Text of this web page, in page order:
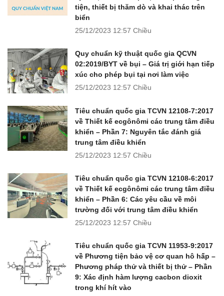
tiện, thiết bị thăm dò và khai thác trên
biển
25/12/2023 12:57 Chiều
Quy chuẩn kỹ thuật quốc gia QCVN
02:2019/BYT về bụi – Giá trị giới hạn tiếp
xúc cho phép bụi tại nơi làm việc
25/12/2023 12:57 Chiều
Tiêu chuẩn quốc gia TCVN 12108-7:2017
về Thiết kế ecgônômi các trung tâm điều
khiển – Phần 7: Nguyên tắc đánh giá
trung tâm điều khiển
25/12/2023 12:57 Chiều
Tiêu chuẩn quốc gia TCVN 12108-6:2017
về Thiết kế ecgônômi các trung tâm điều
khiển – Phần 6: Các yêu cầu về môi
trường đối với trung tâm điều khiển
25/12/2023 12:57 Chiều
Tiêu chuẩn quốc gia TCVN 11953-9:2017
về Phương tiện bảo vệ cơ quan hô hấp –
Phương pháp thử và thiết bị thử – Phần
9: Xác định hàm lượng cacbon dioxit
trong khí hít vào